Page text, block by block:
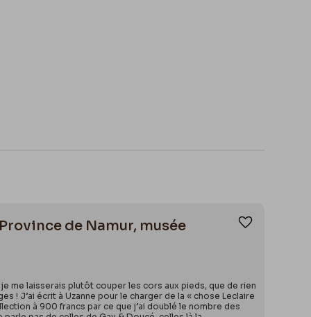
de Namur, musée
me laisserais plutôt couper les cors aux pieds, que de rien
! J’ai écrit à Uzanne pour le charger de la « chose Leclaire
à 900 francs par ce que j’ai doublé le nombre des
Ajouter